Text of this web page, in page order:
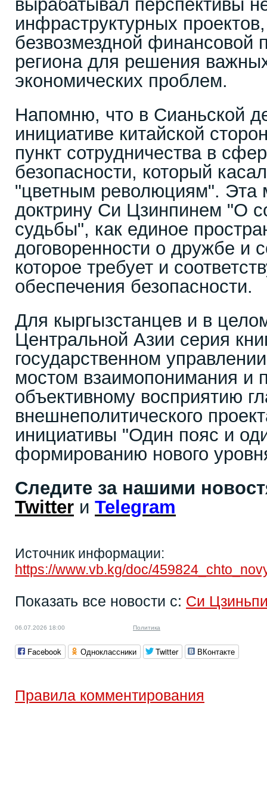
вырабатывал перспективы
инфраструктурных
безвозмездной финансовой
региона для решения
экономических проблем.
Напомню, что в Сианьской
инициативе китайской
пункт сотрудничества в
безопасности, который
"цветным революциям". Эта
доктрину Си Цзинпинем "О
судьбы", как единое
договоренности о дружбе и
которое требует и
обеспечения безопасности.
Для кыргызстанцев и в
Центральной Азии серия
государственном
мостом взаимопонимания и
объективному восприятию
внешнеполитического
инициативы "Один пояс и
формированию нового
Следите за нашими
Twitter и Telegram
Источник информации:
https://www.vb.kg/doc/
Показать все новости с: Си
06.07.2026 18:00 Политика
Facebook Одноклассники Twitter ВКонтакте
Правила комментирования